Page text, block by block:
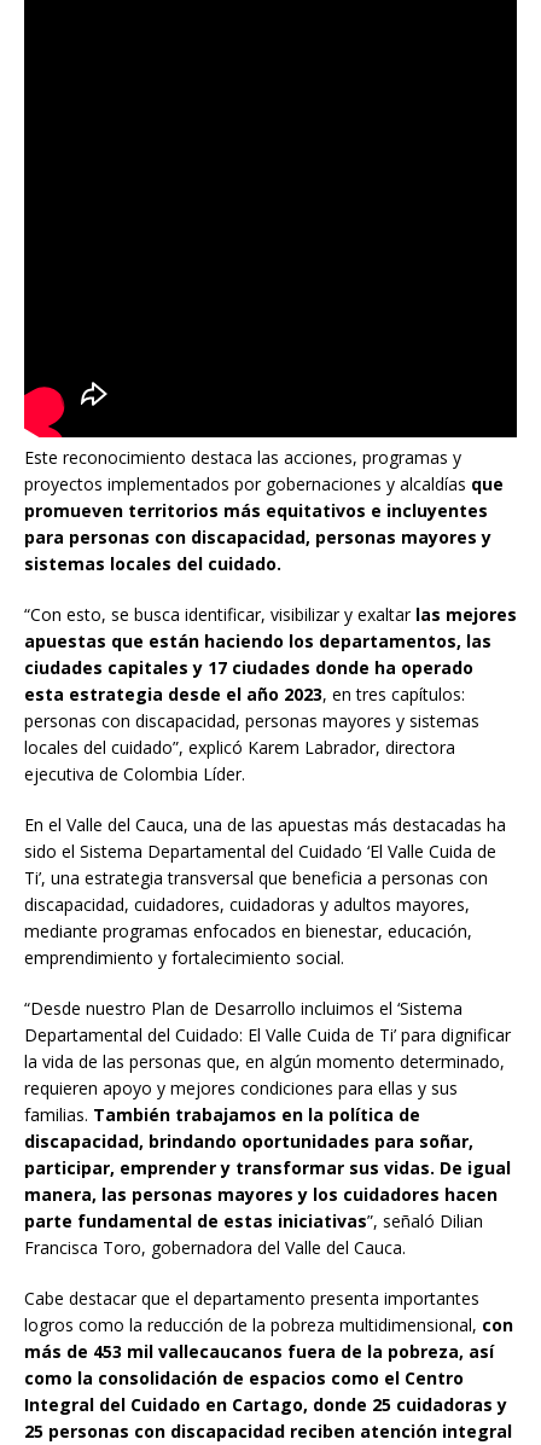
Este reconocimiento destaca las acciones, programas y
proyectos implementados por gobernaciones y alcaldías que
promueven territorios más equitativos e incluyentes
para personas con discapacidad, personas mayores y
sistemas locales del cuidado.
“Con esto, se busca identificar, visibilizar y exaltar las mejores
apuestas que están haciendo los departamentos, las
ciudades capitales y 17 ciudades donde ha operado
esta estrategia desde el año 2023, en tres capítulos:
personas con discapacidad, personas mayores y sistemas
locales del cuidado”, explicó Karem Labrador, directora
ejecutiva de Colombia Líder.
En el Valle del Cauca, una de las apuestas más destacadas ha
sido el Sistema Departamental del Cuidado ‘El Valle Cuida de
Ti’, una estrategia transversal que beneficia a personas con
discapacidad, cuidadores, cuidadoras y adultos mayores,
mediante programas enfocados en bienestar, educación,
emprendimiento y fortalecimiento social.
“Desde nuestro Plan de Desarrollo incluimos el ‘Sistema
Departamental del Cuidado: El Valle Cuida de Ti’ para dignificar
la vida de las personas que, en algún momento determinado,
requieren apoyo y mejores condiciones para ellas y sus
familias. También trabajamos en la política de
discapacidad, brindando oportunidades para soñar,
participar, emprender y transformar sus vidas. De igual
manera, las personas mayores y los cuidadores hacen
parte fundamental de estas iniciativas”, señaló Dilian
Francisca Toro, gobernadora del Valle del Cauca.
Cabe destacar que el departamento presenta importantes
logros como la reducción de la pobreza multidimensional, con
más de 453 mil vallecaucanos fuera de la pobreza, así
como la consolidación de espacios como el Centro
Integral del Cuidado en Cartago, donde 25 cuidadoras y
25 personas con discapacidad reciben atención integral